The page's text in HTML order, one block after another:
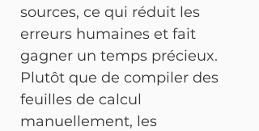
sources, ce qui réduit les
erreurs humaines et fait
gagner un temps précieux.
Plutôt que de compiler des
feuilles de calcul
manuellement, les